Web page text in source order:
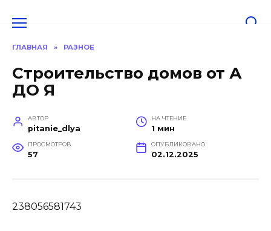
ГЛАВНАЯ » РАЗНОЕ
Строительство домов от А
ДО Я
АВТОР
pitanie_dlya
НА ЧТЕНИЕ
1 мин
ПРОСМОТРОВ
57
ОПУБЛИКОВАНО
02.12.2025
238056581743